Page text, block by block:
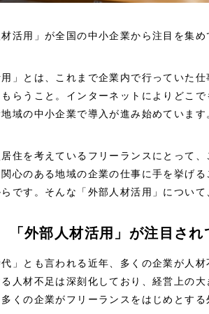
活用」が全国の中小企業から注目を集
用」とは、これまで企業内で行っていた
らうこと。インターネットによりどこ
域の中小企業で導入が進み始めています
住を考えているフリーランスにとって
心のある地域の企業の仕事に手を挙げ
です。そんな「外部人材活用」について
「外部人材活用」が注目され
代」とも言われる近年、多くの企業が人
人材不足は深刻化しており、経営上の
くの企業がフリーランスをはじめとす